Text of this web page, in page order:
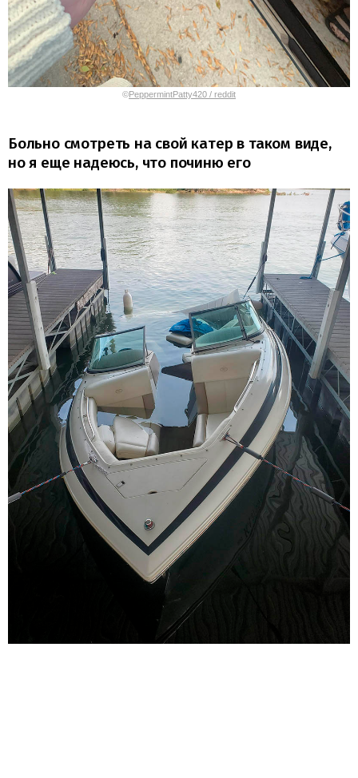
©PeppermintPatty420 / reddit
Больно смотреть на свой катер в таком виде,
но я еще надеюсь, что починю его